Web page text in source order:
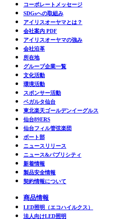
コーポレートメッセージ
SDGsへの取組み
アイリスオーヤマとは？
会社案内 PDF
アイリスオーヤマの強み
会社沿革
所在地
グループ企業一覧
文化活動
環境活動
スポンサー活動
ベガルタ仙台
東北楽天ゴールデンイーグルス
仙台89ERS
仙台フィル管弦楽団
ボート部
ニュースリリース
ニュース&パブリシティ
新着情報
製品安全情報
契約情報について
商品情報
LED照明（エコハイルクス）
法人向けLED照明